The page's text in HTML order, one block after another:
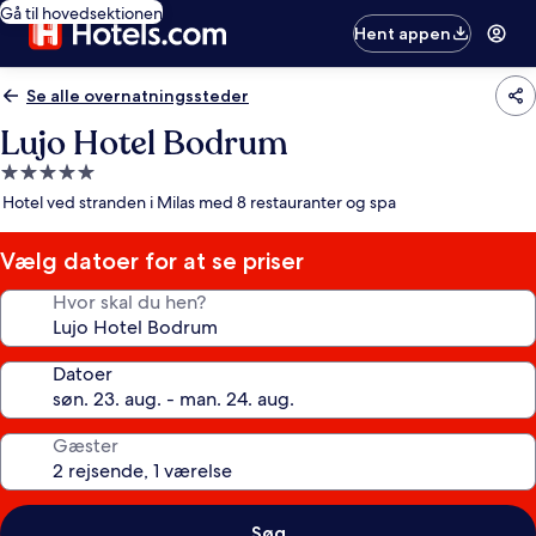
Gå til hovedsektionen
Hent appen
Se alle overnatningssteder
Lujo Hotel Bodrum
5.0-
stjernet
Hotel ved stranden i Milas med 8 restauranter og spa
Vælg datoer for at se priser
Hvor skal du hen?
Datoer
Gæster